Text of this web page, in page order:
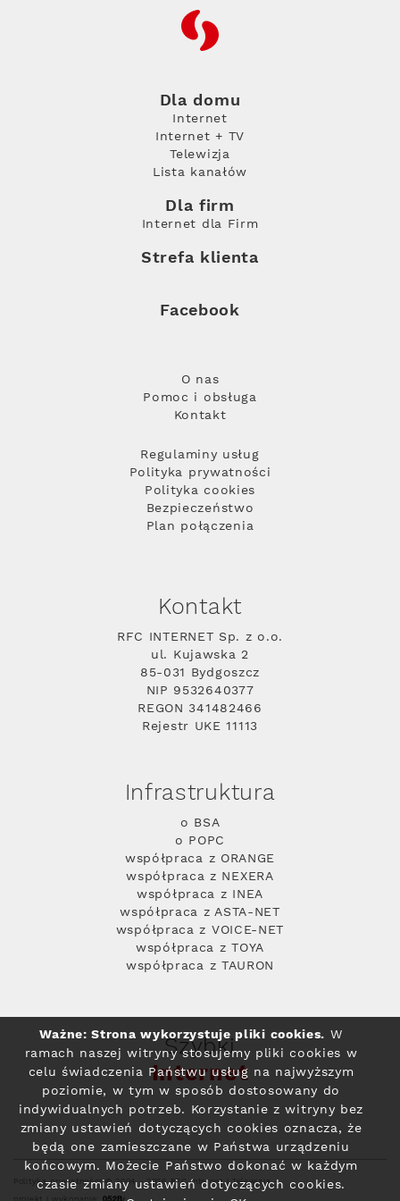
RFC
Dla domu
Internet
Internet + TV
Telewizja
Lista kanałów
Dla firm
Internet dla Firm
Strefa klienta
Facebook
O nas
Pomoc i obsługa
Kontakt
Regulaminy usług
Polityka prywatności
Polityka cookies
Bezpieczeństwo
Plan połączenia
Kontakt
RFC INTERNET Sp. z o.o.
ul. Kujawska 2
85-031 Bydgoszcz
NIP 9532640377
REGON 341482466
Rejestr UKE 11113
Infrastruktura
o BSA
o POPC
współpraca z ORANGE
współpraca z NEXERA
współpraca z INEA
współpraca z ASTA-NET
współpraca z VOICE-NET
współpraca z TOYA
współpraca z TAURON
Szybki
Internet
Polityka prywatności© 2004 - 2026 RFC Internet i Telewizja
Ważne: Strona wykorzystuje pliki cookies. W
ramach naszej witryny stosujemy pliki cookies w
celu świadczenia Państwu usług na najwyższym
poziomie, w tym w sposób dostosowany do
indywidualnych potrzeb. Korzystanie z witryny bez
zmiany ustawień dotyczących cookies oznacza, że
będą one zamieszczane w Państwa urządzeniu
końcowym. Możecie Państwo dokonać w każdym
czasie zmiany ustawień dotyczących cookies.